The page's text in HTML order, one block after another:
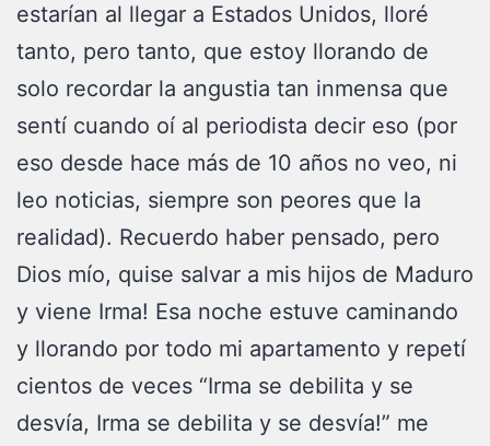
estarían al llegar a Estados Unidos, lloré
tanto, pero tanto, que estoy llorando de
solo recordar la angustia tan inmensa que
sentí cuando oí al periodista decir eso (por
eso desde hace más de 10 años no veo, ni
leo noticias, siempre son peores que la
realidad). Recuerdo haber pensado, pero
Dios mío, quise salvar a mis hijos de Maduro
y viene Irma! Esa noche estuve caminando
y llorando por todo mi apartamento y repetí
cientos de veces “Irma se debilita y se
desvía, Irma se debilita y se desvía!” me